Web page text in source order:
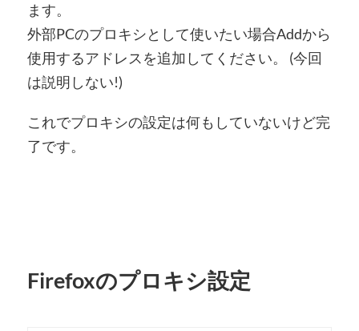
ます。
外部PCのプロキシとして使いたい場合Addから
使用するアドレスを追加してください。 (今回
は説明しない!)
これでプロキシの設定は何もしていないけど完
了です。
Firefoxのプロキシ設定